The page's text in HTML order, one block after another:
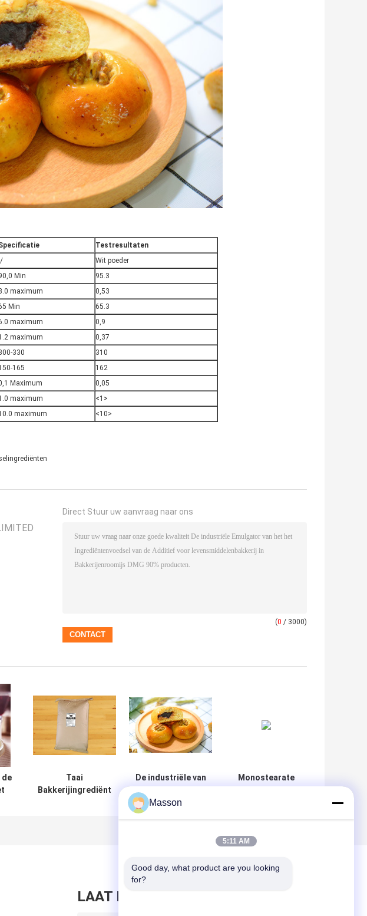
Testresultaten
/
Wit poeder
Min
95.3
maximum
0,53
Min
65.3
maximum
0,9
maximum
0,37
330
310
165
162
Maximum
0,05
maximum
<1>
maximum <10>
Direct Stuur uw aanvraag naar ons
(0 / 3000)
de
Taai
Bakkerijingrediënt
De industriële van
Cakeverbeteraar
Verbeteraar van
de het Gelcake
Monostearate
50% Gedistilleerd
LAAT BERICHT ACHTER
Masson
5:11 AM
Good day, what product are you looking
for?